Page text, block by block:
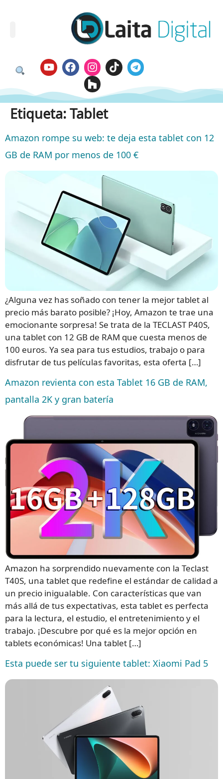
Etiqueta:Tablet
Amazon rompe su web: te deja esta tablet con 12
GB de RAM por menos de 100 €
¿Alguna vez has soñado con tener la mejor tablet al
precio más barato posible? ¡Hoy, Amazon te trae una
emocionante sorpresa! Se trata de la TECLAST P40S,
una tablet con 12 GB de RAM que cuesta menos de
100 euros. Ya sea para tus estudios, trabajo o para
disfrutar de tus películas favoritas, esta oferta […]
Amazon revienta con esta Tablet 16 GB de RAM,
pantalla 2K y gran batería
Amazon ha sorprendido nuevamente con la Teclast
T40S, una tablet que redefine el estándar de calidad a
un precio inigualable. Con características que van
más allá de tus expectativas, esta tablet es perfecta
para la lectura, el estudio, el entretenimiento y el
trabajo. ¡Descubre por qué es la mejor opción en
tablets económicas! Una tablet […]
Esta puede ser tu siguiente tablet: Xiaomi Pad 5